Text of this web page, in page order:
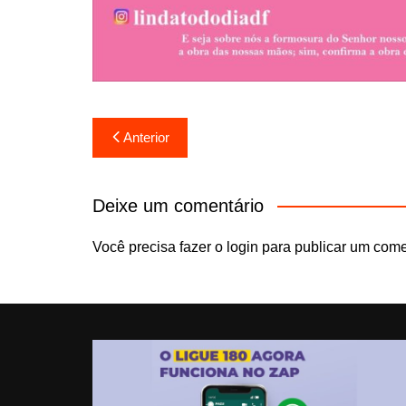
Navegação
de
Post
Anterior
Deixe um comentário
Você precisa fazer o login para publicar um